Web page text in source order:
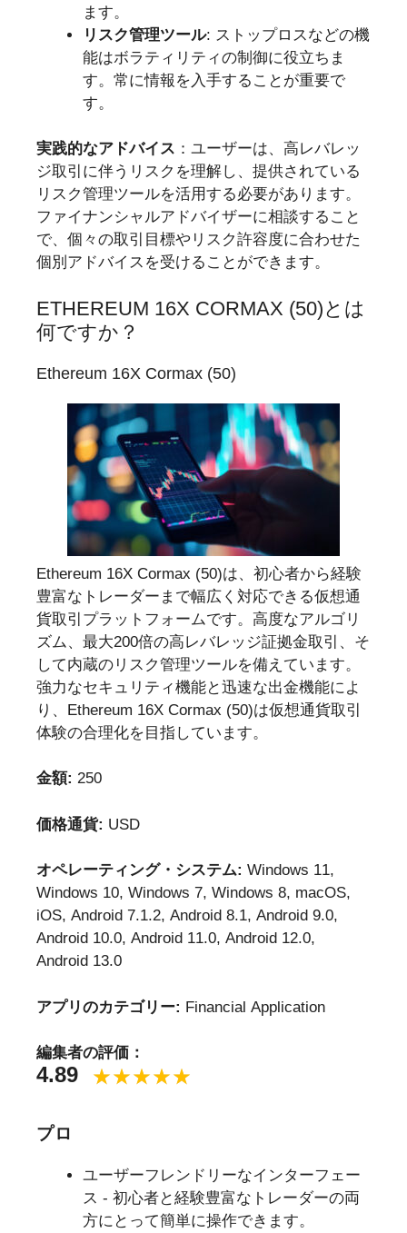
ます。
リスク管理ツール: ストップロスなどの機
能はボラティリティの制御に役立ちま
す。常に情報を入手することが重要で
す。
実践的なアドバイス ：ユーザーは、高レバレッ
ジ取引に伴うリスクを理解し、提供されている
リスク管理ツールを活用する必要があります。
ファイナンシャルアドバイザーに相談すること
で、個々の取引目標やリスク許容度に合わせた
個別アドバイスを受けることができます。
ETHEREUM 16X CORMAX (50)とは
何ですか？
Ethereum 16X Cormax (50)
Ethereum 16X Cormax (50)は、初心者から経験
豊富なトレーダーまで幅広く対応できる仮想通
貨取引プラットフォームです。高度なアルゴリ
ズム、最大200倍の高レバレッジ証拠金取引、そ
して内蔵のリスク管理ツールを備えています。
強力なセキュリティ機能と迅速な出金機能によ
り、Ethereum 16X Cormax (50)は仮想通貨取引
体験の合理化を目指しています。
金額: 250
価格通貨: USD
オペレーティング・システム: Windows 11,
Windows 10, Windows 7, Windows 8, macOS,
iOS, Android 7.1.2, Android 8.1, Android 9.0,
Android 10.0, Android 11.0, Android 12.0,
Android 13.0
アプリのカテゴリー: Financial Application
編集者の評価：
4.89
プロ
ユーザーフレンドリーなインターフェー
ス - 初心者と経験豊富なトレーダーの両
方にとって簡単に操作できます。